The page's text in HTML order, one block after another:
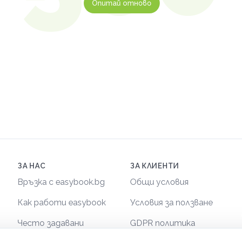
Опитай отново
ЗА НАС
Връзка с easybook.bg
Как работи easybook
Често задавани
ЗА КЛИЕНТИ
Общи условия
Условия за ползване
GDPR политика